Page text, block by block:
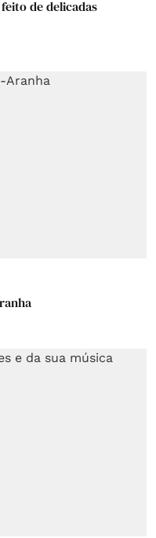
de delicadas